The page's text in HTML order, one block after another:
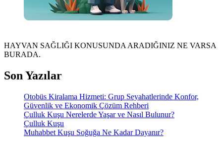
HAYVAN SAĞLIĞI KONUSUNDA ARADIĞINIZ NE VARSA
BURADA.
Son Yazılar
Otobüs Kiralama Hizmeti: Grup Seyahatlerinde Konfor,
Güvenlik ve Ekonomik Çözüm Rehberi
Çulluk Kuşu Nerelerde Yaşar ve Nasıl Bulunur?
Çulluk Kuşu
Muhabbet Kuşu Soğuğa Ne Kadar Dayanır?